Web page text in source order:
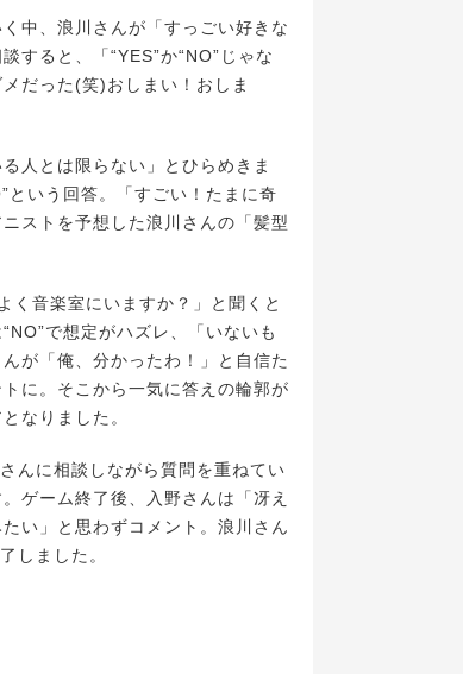
中、浪川さんが「すっごい好きな
すると、「“YES”か“NO”じゃな
だった(笑)おしまい！おしま
人とは限らない」とひらめきま
という回答。「すごい！たまに奇
ストを予想した浪川さんの「髪型
音楽室にいますか？」と聞くと
で想定がハズレ、「いないも
が「俺、分かったわ！」と自信た
に。そこから一気に答えの輪郭が
なりました。
んに相談しながら質問を重ねてい
ゲーム終了後、入野さんは「冴え
い」と思わずコメント。浪川さん
しました。